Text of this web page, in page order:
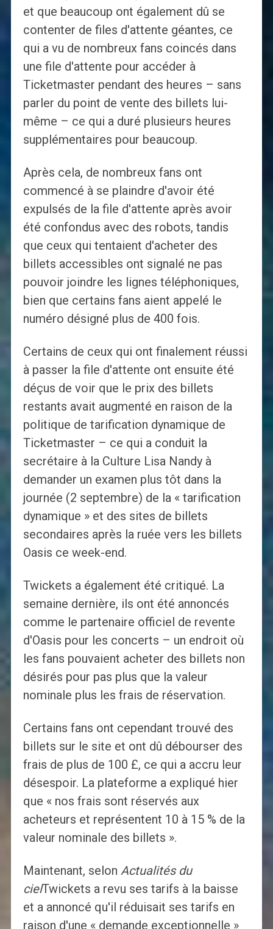
et que beaucoup ont également dû se
contenter de files d'attente géantes, ce
qui a vu de nombreux fans coincés dans
une file d'attente pour accéder à
Ticketmaster pendant des heures – sans
parler du point de vente des billets lui-
même – ce qui a duré plusieurs heures
supplémentaires pour beaucoup.
Après cela, de nombreux fans ont
commencé à se plaindre d'avoir été
expulsés de la file d'attente après avoir
été confondus avec des robots, tandis
que ceux qui tentaient d'acheter des
billets accessibles ont signalé ne pas
pouvoir joindre les lignes téléphoniques,
bien que certains fans aient appelé le
numéro désigné plus de 400 fois.
Certains de ceux qui ont finalement réussi
à passer la file d'attente ont ensuite été
déçus de voir que le prix des billets
restants avait augmenté en raison de la
politique de tarification dynamique de
Ticketmaster – ce qui a conduit la
secrétaire à la Culture Lisa Nandy à
demander un examen plus tôt dans la
journée (2 septembre) de la « tarification
dynamique » et des sites de billets
secondaires après la ruée vers les billets
Oasis ce week-end.
Twickets a également été critiqué. La
semaine dernière, ils ont été annoncés
comme le partenaire officiel de revente
d'Oasis pour les concerts – un endroit où
les fans pouvaient acheter des billets non
désirés pour pas plus que la valeur
nominale plus les frais de réservation.
Certains fans ont cependant trouvé des
billets sur le site et ont dû débourser des
frais de plus de 100 £, ce qui a accru leur
désespoir. La plateforme a expliqué hier
que « nos frais sont réservés aux
acheteurs et représentent 10 à 15 % de la
valeur nominale des billets ».
Maintenant, selon Actualités du
cielTwickets a revu ses tarifs à la baisse
et a annoncé qu'il réduisait ses tarifs en
raison d'une « demande exceptionnelle »